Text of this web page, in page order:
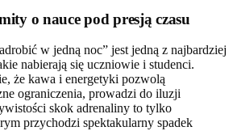
o nauce pod presją czasu
w jedną noc” jest jedną z najbardziej
nabierają się uczniowie i studenci.
że kawa i energetyki pozwolą
ograniczenia, prowadzi do iluzji
skok adrenaliny to tylko
przychodzi spektakularny spadek